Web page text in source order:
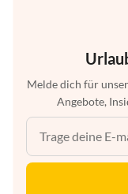
Melde dich für
Angebote,